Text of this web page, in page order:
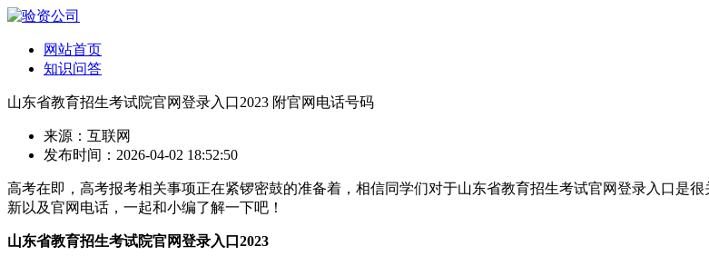
网站首页
知识问答
山东省教育招生考试院官网登录入口2023 附官网电话号码
来源：互联网
发布时间：2026-04-02 18:52:50
高考在即，高考报考相关事项正在紧锣密鼓的准备着，相信同学们对于山东省教育招生考试官网登录入口是
新以及官网电话，一起和小编了解一下吧！
山东省教育招生考试院官网登录入口2023